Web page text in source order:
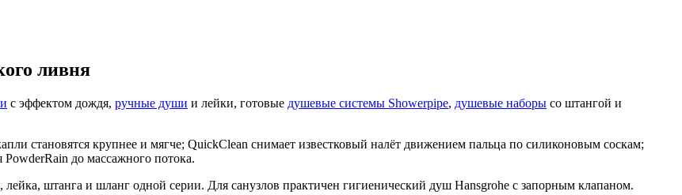
ливня
с эффектом дождя, ручные души и лейки, готовые душевые системы Showerpipe, душевые наборы со штангой и
становятся крупнее и мягче; QuickClean снимает известковый налёт движением пальца по силиконовым соскам;
до массажного потока.
штанга и шланг одной серии. Для санузлов практичен гигиенический душ Hansgrohe с запорным клапаном.